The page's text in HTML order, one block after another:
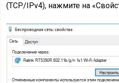
(TCP/IPv4), нажмите на